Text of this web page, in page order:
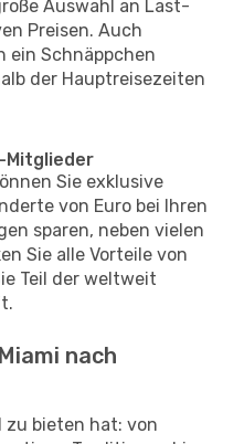
Auswahl an Last-
Preisen. Auch
ein Schnäppchen
der Hauptreisezeiten
Mitglieder
Sie exklusive
von Euro bei Ihren
sparen, neben vielen
Sie alle Vorteile von
Teil der weltweit
nach
zu bieten hat: von